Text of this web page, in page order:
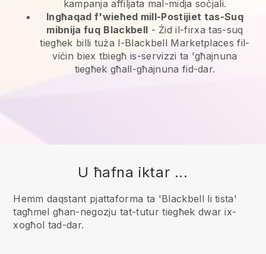
kampanja affiljata mal-midja soċjali.
Ingħaqad f'wieħed mill-Postijiet tas-Suq
mibnija fuq Blackbell - Żid il-firxa tas-suq
tiegħek billi tuża l-Blackbell Marketplaces fil-
viċin biex tbiegħ is-servizzi ta 'għajnuna
tiegħek għall-għajnuna fid-dar.
U ħafna iktar ...
Hemm daqstant pjattaforma ta 'Blackbell li tista'
tagħmel għan-negozju tat-tutur tiegħek dwar ix-
xogħol tad-dar.